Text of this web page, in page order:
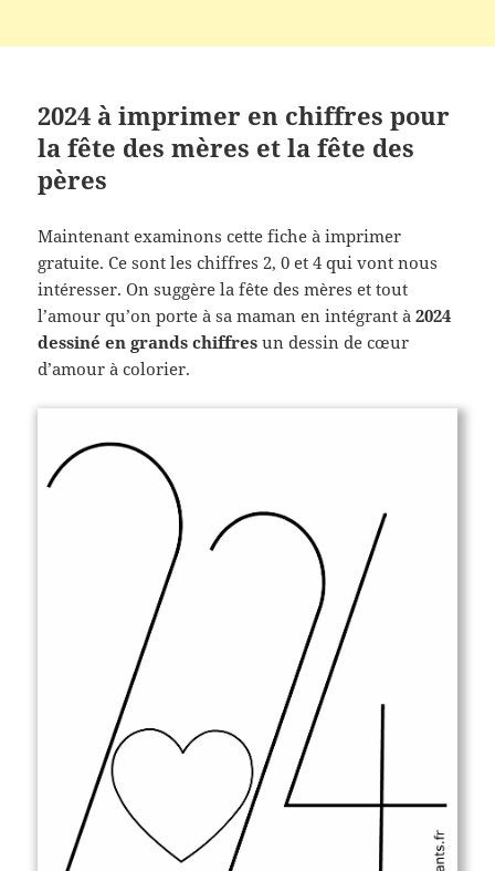
2024 à imprimer en chiffres pour
la fête des mères et la fête des
pères
Maintenant examinons cette fiche à imprimer
gratuite. Ce sont les chiffres 2, 0 et 4 qui vont nous
intéresser. On suggère la fête des mères et tout
l’amour qu’on porte à sa maman en intégrant à2024
dessiné en grands chiffres un dessin de cœur
d’amour à colorier.